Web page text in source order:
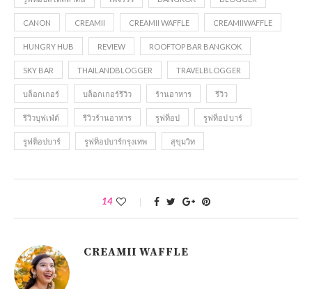
CANON CREAMII CREAMII WAFFLE CREAMIIWAFFLE
HUNGRY HUB REVIEW ROOFTOP BAR BANGKOK
SKY BAR THAILANDBLOGGER TRAVELBLOGGER
บล็อกเกอร์ บล็อกเกอร์รีวิว ร้านอาหาร รีวิว
รีวิวบุฟเฟ่ต์ รีวิวร้านอาหาร รูฟท็อป รูฟท็อป บาร์
รูฟท็อปบาร์ รูฟท็อปบาร์กรุงเทพ สุขุมวิท
14
CREAMII WAFFLE